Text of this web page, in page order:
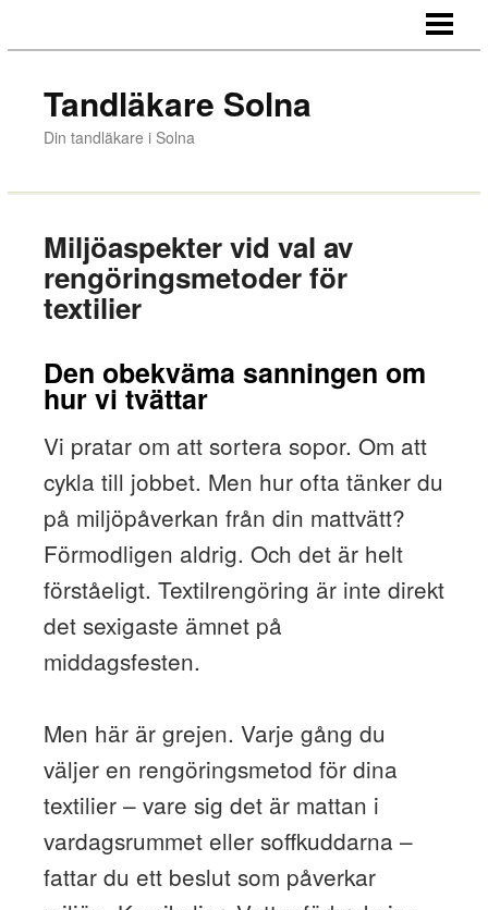
AKUTTandläkare Solna
Din tandläkare i Solna
Miljöaspekter vid val av
rengöringsmetoder för
textilier
Den obekväma sanningen om
hur vi tvättar
Vi pratar om att sortera sopor. Om att
cykla till jobbet. Men hur ofta tänker du
på miljöpåverkan från din mattvätt?
Förmodligen aldrig. Och det är helt
förståeligt. Textilrengöring är inte direkt
det sexigaste ämnet på
middagsfesten.
Men här är grejen. Varje gång du
väljer en rengöringsmetod för dina
textilier – vare sig det är mattan i
vardagsrummet eller soffkuddarna –
fattar du ett beslut som påverkar